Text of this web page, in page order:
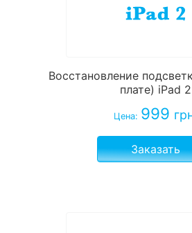
Восстановление
плате) iPad 2
Цена: 999
Заказать